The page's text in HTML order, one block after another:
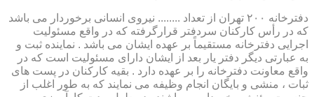
دفترخانه ۲۰۰ تهران از تعداد ........ نیروی انسانی برخوردار می باشد
که در رأس کارکنان سردفتر قرارگرفته که در واقع مسئولیت
اجرایی دفترخانه مستقیماً بر عهده ایشان می باشد . نماینده ثبت و
به عبارتی دیگر دفتر یار بعد از ایشان دارای مسئولیت است که در
واقع معاونت دفترخانه را بر عهده دارد . بقیه کارکنان در پست های
ثبات ، منشی و بایگان انجام وظیفه می نمایند که به طور اغلب از